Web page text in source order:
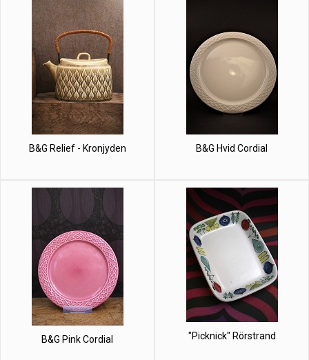
B&G Relief - Kronjyden B&G Hvid Cordial
B&G Pink Cordial "Picknick" Rörstrand